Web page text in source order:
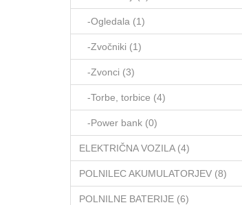
-Ogledala (1)
-Zvočniki (1)
-Zvonci (3)
-Torbe, torbice (4)
-Power bank (0)
ELEKTRIČNA VOZILA (4)
POLNILEC AKUMULATORJEV (8)
POLNILNE BATERIJE (6)